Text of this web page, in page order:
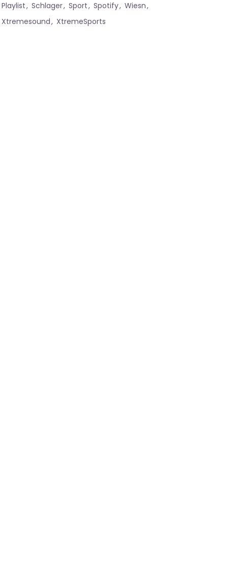
Playlist
Schlager Sport Spotify
Wiesn
Xtremesound
XtremeSports